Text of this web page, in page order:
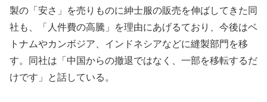
製の「安さ」を売りものに紳士服の販売を伸ばしてきた同
社も、「人件費の高騰」を理由にあげるており、今後はベ
トナムやカンボジア、インドネシアなどに縫製部門を移
す。同社は「中国からの撤退ではなく、一部を移転するだ
けです」と話している。